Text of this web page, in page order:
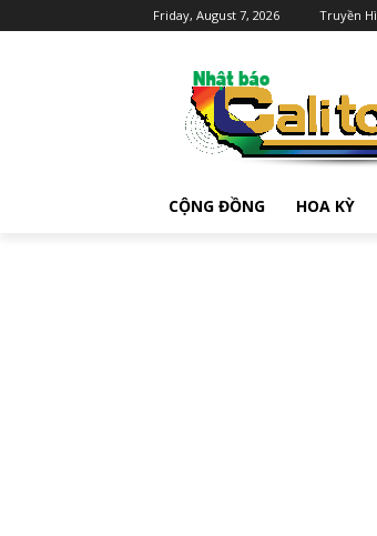
Friday, August 7, 2026 Truyền
CỘNG ĐỒNG HOA KỲ